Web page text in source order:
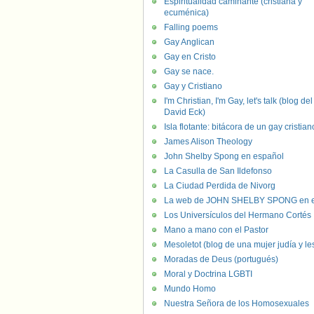
ecuménica)
Falling poems
Gay Anglican
Gay en Cristo
Gay se nace.
Gay y Cristiano
I'm Christian, I'm Gay, let's talk (blog del
David Eck)
Isla flotante: bitácora de un gay
James Alison Theology
John Shelby Spong en español
La Casulla de San Ildefonso
La Ciudad Perdida de Nivorg
La web de JOHN SHELBY SPONG en
Los Universículos del Hermano Cortés
Mano a mano con el Pastor
Mesoletot (blog de una mujer judía y
Moradas de Deus (portugués)
Moral y Doctrina LGBTI
Mundo Homo
Nuestra Señora de los Homosexuales